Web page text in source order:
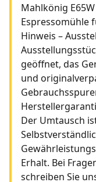
Mahlkönig
Espressomühle
Hinweis –
geöffnet, das
und
Der Umtausch
Erhalt. Bei
schreiben Sie